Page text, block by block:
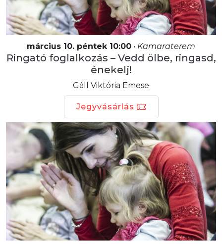
március 10. péntek 10:00 • Kamaraterem
Ringató foglalkozás – Vedd ölbe, ringasd,
énekelj!
Gáll Viktória Emese
Jegyvásárlás